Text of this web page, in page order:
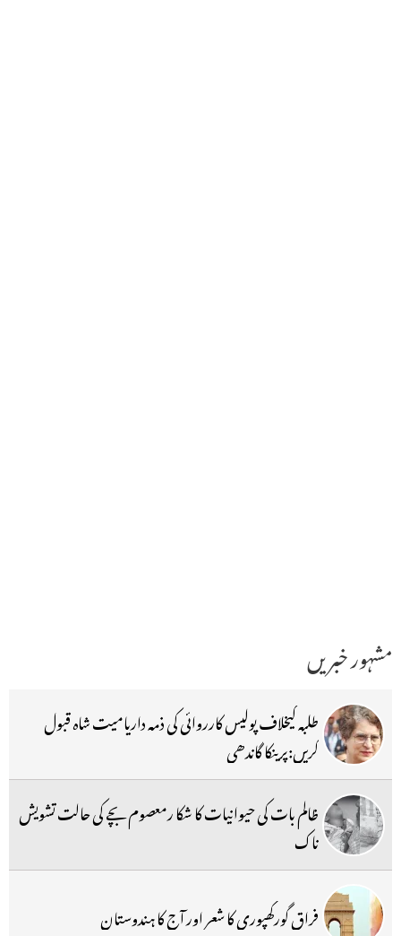
مشہور خبریں
طلبہ کیخلاف پولیس کارروائی کی ذمہ داریامیت شاہ قبول
کریں:پرینکا گاندھی
ظالم بات کی حیوانیات کا شکا رمعصوم بچے کی حالت تشویش
ناک
فراق گورکھپوری کا شعر اور آج کا ہندوستان